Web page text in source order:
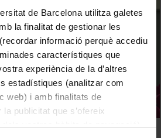
de Barcelona utilitza galetes
la finalitat de gestionar les
informació perquè accediu
característiques que
experiència de la d’altres
estadístiques (analitzar com
web) i amb finalitats de
publicitat que s’ofereix
tecnologies